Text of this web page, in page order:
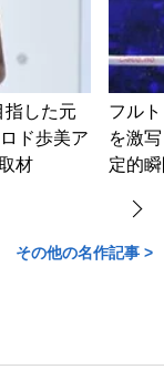
指した元
ド歩美ア
材
フル
を激
定的
その他の名作記事 >